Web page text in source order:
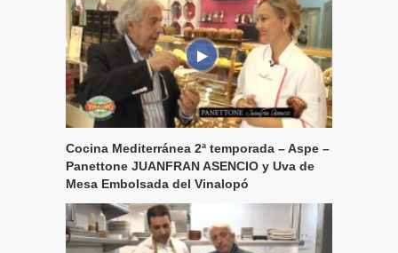
Cocina Mediterránea 2ª temporada – Aspe –
Panettone JUANFRAN ASENCIO y Uva de
Mesa Embolsada del Vinalopó